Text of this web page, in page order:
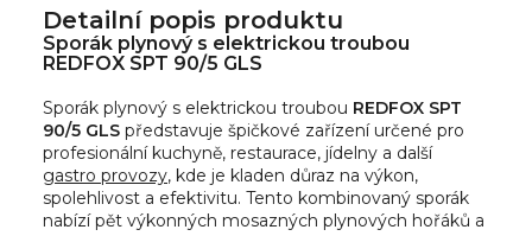
Detailní popis produktu
Sporák plynový s elektrickou troubou
REDFOX SPT 90/5 GLS
Sporák plynový s elektrickou troubou REDFOX SPT
90/5 GLS představuje špičkové zařízení určené pro
profesionální kuchyně, restaurace, jídelny a další
gastro provozy, kde je kladen důraz na výkon,
spolehlivost a efektivitu. Tento kombinovaný sporák
nabízí pět výkonných mosazných plynových hořáků a